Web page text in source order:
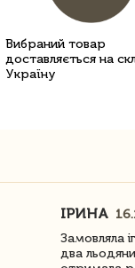
Вибраний товар
доставляється на
Україну
ІРИНА
Замовляла
два